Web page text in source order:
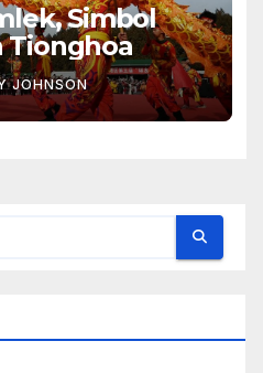
Simbol
Tionghoa
JOHNSON